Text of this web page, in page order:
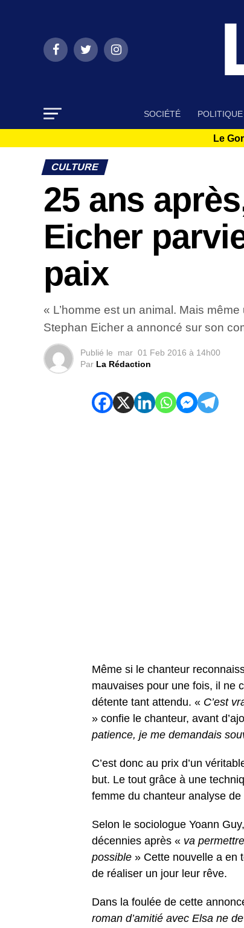
SOCIÉTÉ POLITIQUE
Le
CULTURE
25 ans
Eicher
paix
« L’homme est un animal. Mais
Stephan Eicher a annoncé sur son
Publié le mar 01 Feb 2016 à 14h00
Par La Rédaction
Même si le chanteur
mauvaises pour une fois, il ne
détente tant attendu. « C’est
» confie le chanteur, avant
patience, je me demandais
C’est donc au prix d’un
but. Le tout grâce à une
femme du chanteur analyse
Selon le sociologue Yoann
décennies après « va
possible » Cette nouvelle a en
de réaliser un jour leur rêve.
Dans la foulée de cette
roman d’amitié avec Elsa ne